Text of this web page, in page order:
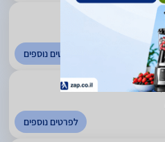
לפרטים נוספים
לפרטים נוספים